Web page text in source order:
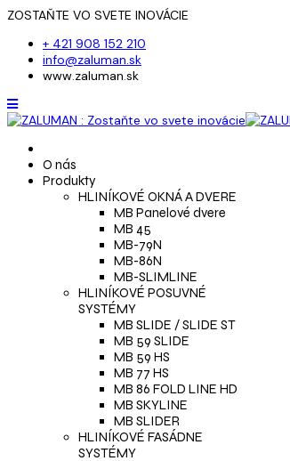
ZOSTAŇTE VO SVETE INOVÁCIE
+ 421 908 152 210
info@zaluman.sk
www.zaluman.sk
O nás
Produkty
HLINÍKOVÉ OKNÁ A DVERE
MB Panelové dvere
MB 45
MB-79N
MB-86N
MB-SLIMLINE
HLINÍKOVÉ POSUVNÉ
SYSTÉMY
MB SLIDE / SLIDE ST
MB 59 SLIDE
MB 59 HS
MB 77 HS
MB 86 FOLD LINE HD
MB SKYLINE
MB SLIDER
HLINÍKOVÉ FASÁDNE
SYSTÉMY